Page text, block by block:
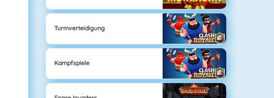
Turmverteidigung
Kampfspiele